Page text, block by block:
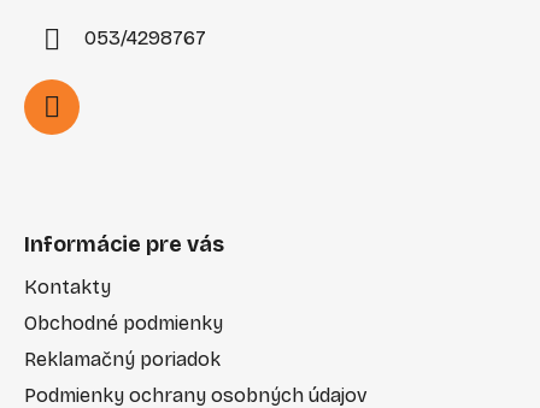
053/4298767
Informácie pre vás
Kontakty
Obchodné podmienky
Reklamačný poriadok
Podmienky ochrany osobných údajov